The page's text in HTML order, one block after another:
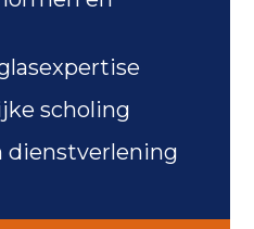
scholing
dienstverlening